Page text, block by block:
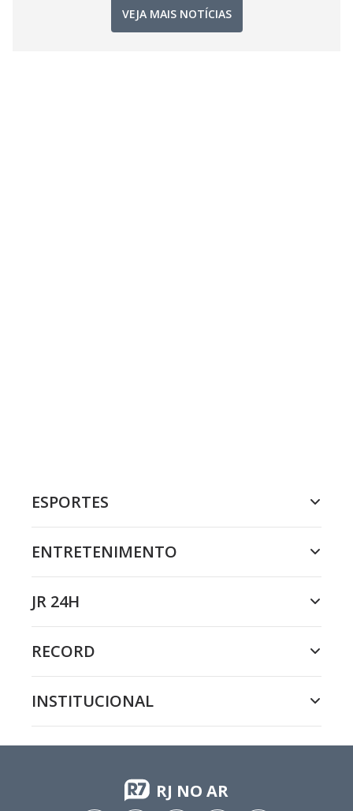
VEJA MAIS NOTÍCIAS
ESPORTES
ENTRETENIMENTO
JR 24H
RECORD
INSTITUCIONAL
RJ NO AR